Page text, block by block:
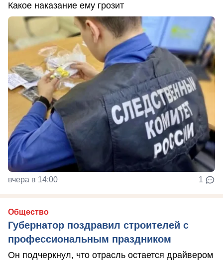
Какое наказание ему грозит
вчера в 14:00 1
Общество
Губернатор поздравил строителей с
профессиональным праздником
Он подчеркнул, что отрасль остается драйвером